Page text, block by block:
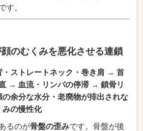
す。
のむくみを悪化させる連鎖
ストレートネック・巻き肩 → 首
→ 血流・リンパの停滞 → 鎖骨リ
余分な水分・老廃物が排出されな
の慢性化
るのが骨盤の歪みです。骨盤が後